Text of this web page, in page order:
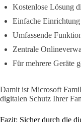
Kostenlose Lösung
Einfache Einrichtung
Umfassende
Zentrale
Für mehrere Geräte
Damit ist Microsoft
digitalen Schutz Ihrer
Fazit: Sicher durch die